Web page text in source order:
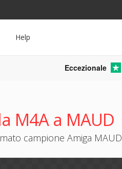
Help
Eccezionale
M4A a MAUD
campione Amiga MAUD